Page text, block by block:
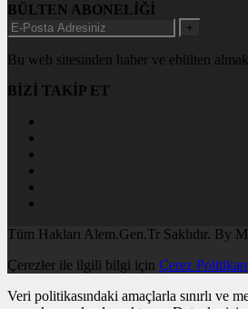
BÜLTEN ABONELİĞİ
+
Bu web sitesinden haber ve ebülten
BİZİ TAKİP ET
Tüm Hakları Alem.Gen.Tr Saklıdır. By
Çerezler ile ilgili bilgi için Çerez
Veri politikasındaki amaçlarla sınırlı ve